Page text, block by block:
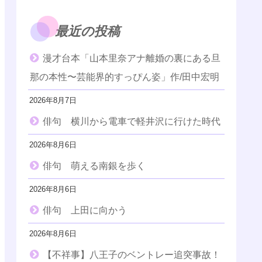
最近の投稿
漫才台本「山本里奈アナ離婚の裏にある旦
那の本性〜芸能界的すっぴん姿」作/田中宏明
2026年8月7日
俳句 横川から電車で軽井沢に行けた時代
2026年8月6日
俳句 萌える南銀を歩く
2026年8月6日
俳句 上田に向かう
2026年8月6日
【不祥事】八王子のベントレー追突事故！